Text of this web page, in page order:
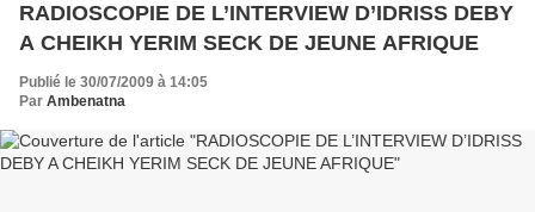
RADIOSCOPIE DE L’INTERVIEW D’IDRISS DEBY
A CHEIKH YERIM SECK DE JEUNE AFRIQUE
Publié le 30/07/2009 à 14:05
Par Ambenatna